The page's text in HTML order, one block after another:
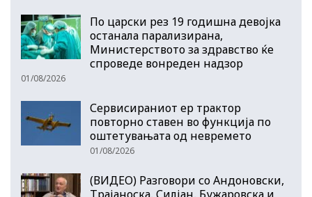
По царски рез 19 годишна девојка
останала парализирана,
Министерството за здравство ќе
спроведе вонреден надзор
01/08/2026
Сервисираниот ер трактор
повторно ставен во функција по
оштетувањата од невремето
01/08/2026
(ВИДЕО) Разговори со Андоновски,